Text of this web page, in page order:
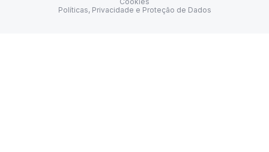
Políticas, Privacidade e Proteção de Dados